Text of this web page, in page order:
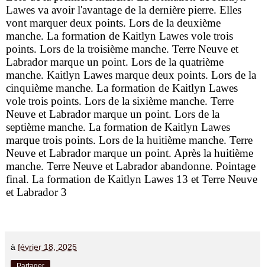
Lawes va avoir l'avantage de la dernière pierre. Elles
vont marquer deux points. Lors de la deuxième
manche. La formation de Kaitlyn Lawes vole trois
points. Lors de la troisième manche. Terre Neuve et
Labrador marque un point. Lors de la quatrième
manche. Kaitlyn Lawes marque deux points. Lors de la
cinquième manche. La formation de Kaitlyn Lawes
vole trois points. Lors de la sixième manche. Terre
Neuve et Labrador marque un point. Lors de la
septième manche. La formation de Kaitlyn Lawes
marque trois points. Lors de la huitième manche. Terre
Neuve et Labrador marque un point. Après la huitième
manche. Terre Neuve et Labrador abandonne. Pointage
final. La formation de Kaitlyn Lawes 13 et Terre Neuve
et Labrador 3
à février 18, 2025